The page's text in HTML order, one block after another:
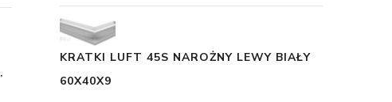
,
KRATKI LUFT 45S NAROŻNY LEWY BIAŁY
60X40X9